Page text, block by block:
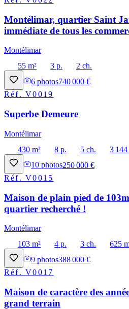
Montélimar, quartier Saint
immédiate de tous les
Montélimar
55 m²
3 p.
2 ch.
6 photos740 000 €
Réf.V0019
Superbe Demeure
Montélimar
430 m²
8 p. 5 ch.
3 144
10 photos250 000 €
Réf.V0015
Maison de plain pied de
quartier recherché !
Montélimar
103 m²
4 p. 3 ch.
625
9 photos388 000 €
Réf.V0017
Maison de caractère des
grand terrain